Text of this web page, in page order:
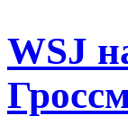
WSJ